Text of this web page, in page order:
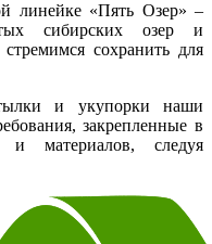
линейке «Пять Озер» –
сибирских озер и
сохранить для
и укупорки наши
закрепленные в
и материалов, следуя